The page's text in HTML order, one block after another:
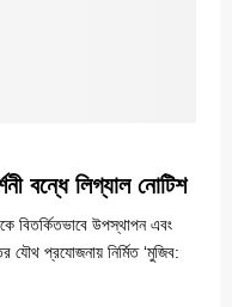
বন্ধে লিগ্যাল নোটিশ
বিতর্কিতভাবে উপস্থাপন এবং
যৌথ প্রযোজনায় নির্মিত ‘মুজিব: